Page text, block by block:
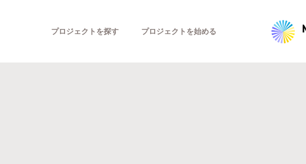
プロジェクトを探す プロジェクトを始める